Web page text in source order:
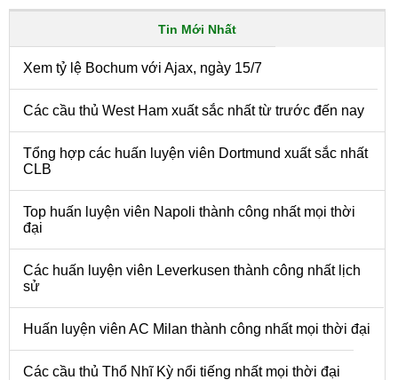
Tin Mới Nhất
Xem tỷ lệ Bochum với Ajax, ngày 15/7
Các cầu thủ West Ham xuất sắc nhất từ trước đến nay
Tổng hợp các huấn luyện viên Dortmund xuất sắc nhất
CLB
Top huấn luyện viên Napoli thành công nhất mọi thời
đại
Các huấn luyện viên Leverkusen thành công nhất lịch
sử
Huấn luyện viên AC Milan thành công nhất mọi thời đại
Các cầu thủ Thổ Nhĩ Kỳ nổi tiếng nhất mọi thời đại